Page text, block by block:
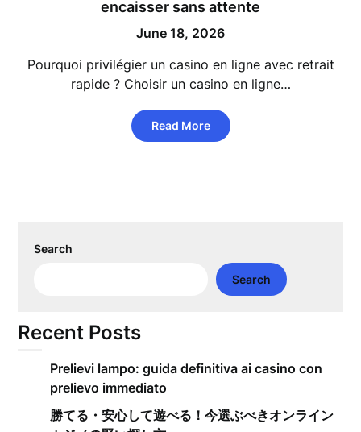
encaisser sans attente
June 18, 2026
Pourquoi privilégier un casino en ligne avec retrait
rapide ? Choisir un casino en ligne…
Read More
Search
Search
Recent Posts
Prelievi lampo: guida definitiva ai casino con
prelievo immediato
勝てる・安心して遊べる！今選ぶべきオンライン